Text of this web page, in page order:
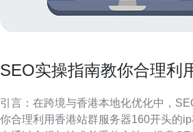
SEO实操指南教你合理利
引言：在跨境与香港本地化优化中，
你合理利用香港站群服务器160开头的